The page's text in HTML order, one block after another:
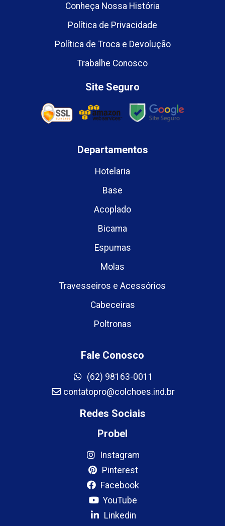
Conheça Nossa História
Política de Privacidade
Política de Troca e Devolução
Trabalhe Conosco
Site Seguro
Departamentos
Hotelaria
Base
Acoplado
Bicama
Espumas
Molas
Travesseiros e Acessórios
Cabeceiras
Poltronas
Fale Conosco
(62) 98163-0011
contatopro@colchoes.ind.br
Redes Sociais
Probel
Instagram
Pinterest
Facebook
YouTube
Linkedin